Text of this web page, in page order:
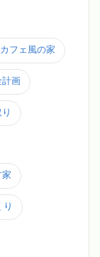
カフェ風の家
計画
り